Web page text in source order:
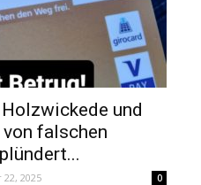
und
von falschen
2025 0